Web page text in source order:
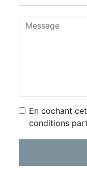
En cochant
conditions